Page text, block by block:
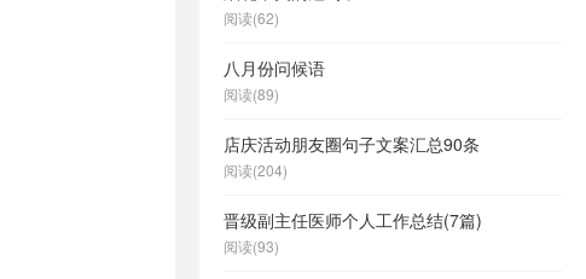
阅读(62)
八月份问候语
阅读(89)
店庆活动朋友圈句子文案汇总90条
阅读(204)
晋级副主任医师个人工作总结(7篇)
阅读(93)